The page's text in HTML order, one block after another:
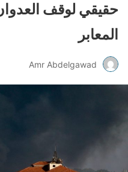
حقيقي لوقف
المعابر
Amr Abdelgawad